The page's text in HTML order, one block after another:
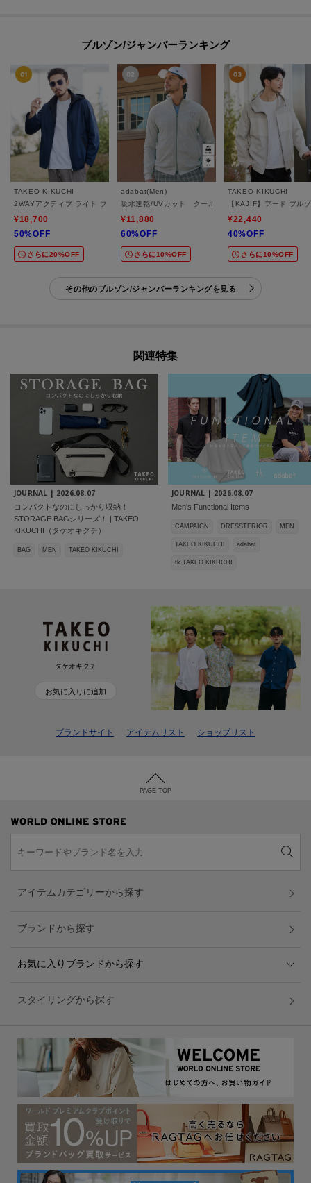
ブルゾン/ジャンバーランキング
TAKEO KIKUCHI
2WAYアクティブ ライト ブルゾン
¥18,700
50%OFF
さらに20%OFF
adabat(Men)
吸水速乾/UVカット クールコアエンボストラックジャ
¥11,880
60%OFF
さらに10%OFF
TAKEO KIKUCHI
【KAJIF】フード ブル
¥22,440
40%OFF
さらに10%OFF
その他のブルゾン/ジャンバーランキングを見る
関連特集
JOURNAL | 2026.08.07
コンパクトなのにしっかり収納！
STORAGE BAGシリーズ！ | TAKEO
KIKUCHI（タケオキクチ）
BAG MEN TAKEO KIKUCHI
JOURNAL | 2026.08.07
Men's Functional Items
CAMPAIGN DRESSTERIOR MEN
TAKEO KIKUCHI adabat
tk.TAKEO KIKUCHI
タケオキクチ
お気に入りに追加
ブランドサイト アイテムリスト ショップリスト
PAGE TOP
アイテムカテゴリーから探す
ブランドから探す
お気に入りブランドから探す
スタイリングから探す